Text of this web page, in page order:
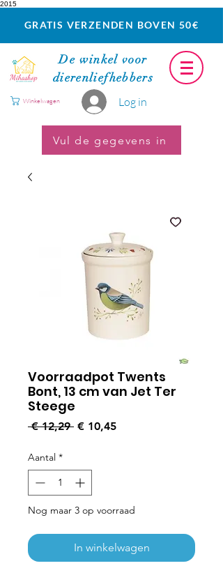
2015
GRATIS VERZENDEN BOVEN 50€
De winkel voor
dierenliefhebbers
Log in
Winkelwagen
Vul de gegevens in
Voorraadpot Twents
Bont, 13 cm van Jet Ter
Steege
€ 12,29 Normale prijs
€ 10,45Verkoopprijs
Aantal *
Nog maar 3 op voorraad
In winkelwagen